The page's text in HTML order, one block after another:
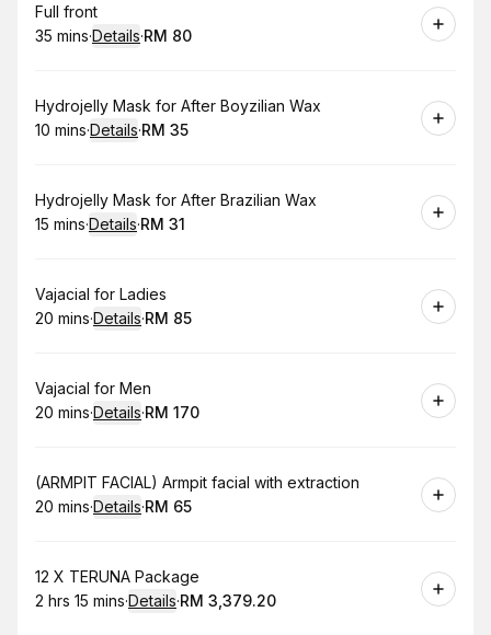
Book
Full front
.Duration:
35 mins·Details·
.Price
RM 80
Book
Hydrojelly Mask for After Boyzilian Wax
.Duration:
10 mins·Details·
.Price
RM 35
Book
Hydrojelly Mask for After Brazilian Wax
.Duration:
15 mins·Details·
.Price
RM 31
Book
Vajacial for Ladies
.Duration:
20 mins·Details·
.Price
RM 85
Book
Vajacial for Men
.Duration:
20 mins·Details·
.Price:
RM 170
Book
(ARMPIT FACIAL) Armpit facial with extraction
.Duration:
20 mins·Details·
.Price
RM 65
Book
12 X TERUNA Package
. Duration:
2 hrs 15 mins·Details·
.Price:
RM 3,379.20